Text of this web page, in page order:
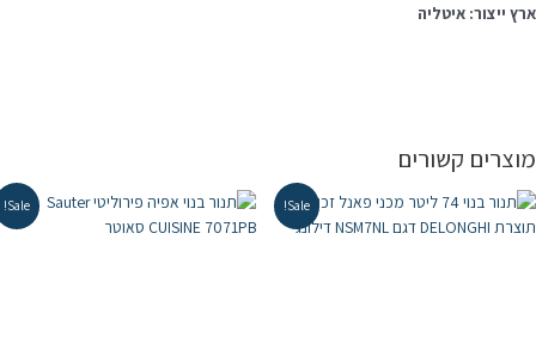
ייצור: איטליה
קשורים
Sale!
Sale!